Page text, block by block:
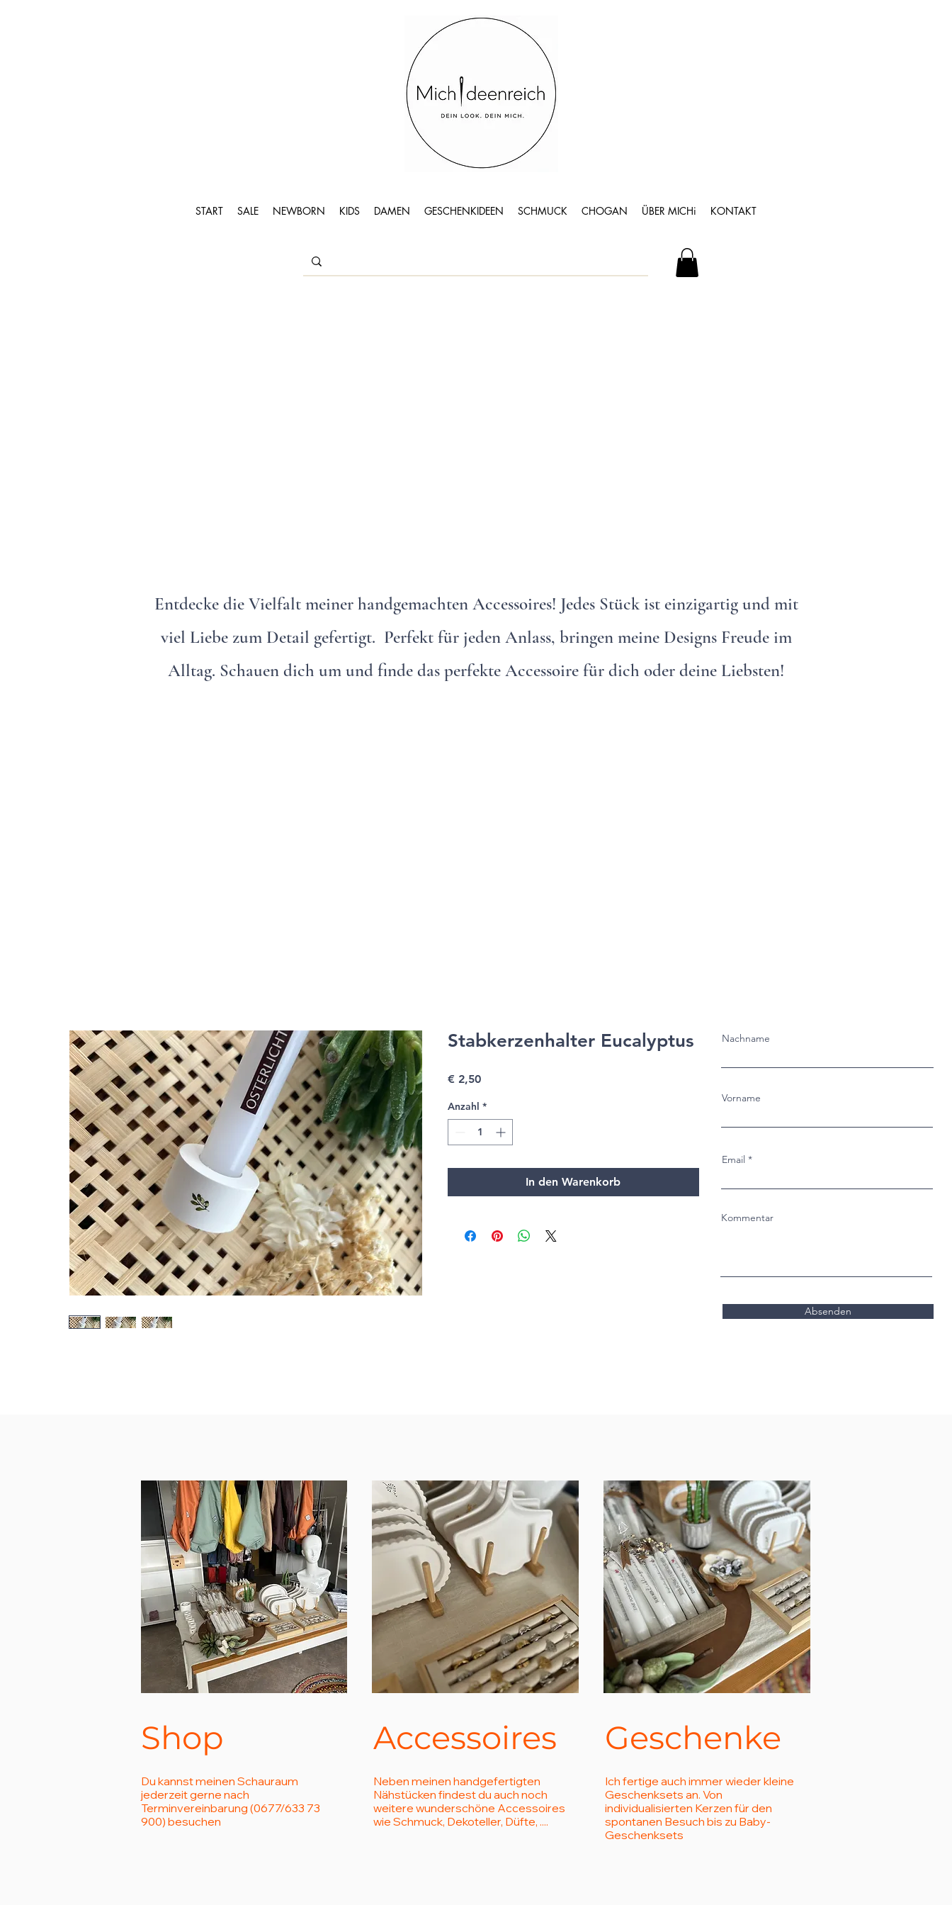
START SALE NEWBORN KIDS DAMEN GESCHENKIDEEN SCHMUCK CHOGAN ÜBER MICHi KONTAKT
Entdecke die Vielfalt meiner handgemachten Accessoires! Jedes Stück ist einzigartig und mit
viel Liebe zum Detail gefertigt. Perfekt für jeden Anlass, bringen meine Designs Freude im
Alltag. Schauen dich um und finde das perfekte Accessoire für dich oder deine Liebsten!
Stabkerzenhalter Eucalyptus
€ 2,50Preis
Anzahl *
In den Warenkorb
Nachname
Vorname
Email
Kommentar
Absenden
Shop
Du kannst meinen Schauraum
jederzeit gerne nach
Terminvereinbarung (0677/633 73
900) besuchen
Accessoires
Neben meinen handgefertigten
Nähstücken findest du auch noch
weitere wunderschöne Accessoires
wie Schmuck, Dekoteller, Düfte, ....
Geschenke
Ich fertige auch immer wieder kleine
Geschenksets an. Von
individualisierten Kerzen für den
spontanen Besuch bis zu Baby-
Geschenksets